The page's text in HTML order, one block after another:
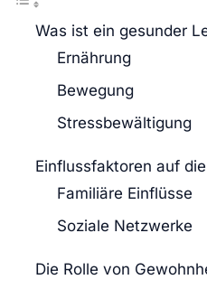
Was ist ein gesunder
Ernährung
Bewegung
Stressbewältigung
Einflussfaktoren auf
Familiäre Einflüsse
Soziale Netzwerke
Die Rolle von